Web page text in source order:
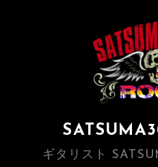
ギタリスト